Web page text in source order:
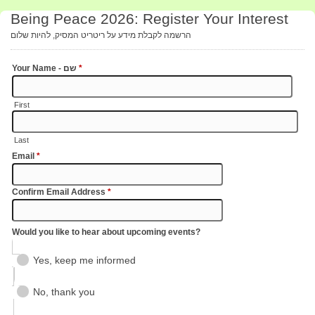
Being Peace 2026: Register Your Interest
הרשמה לקבלת מידע על ריטריט המסיק, להיות שלום
*
First
Last
Email *
Confirm Email Address *
Would you like to hear about upcoming events?
Yes, keep me informed
No, thank you